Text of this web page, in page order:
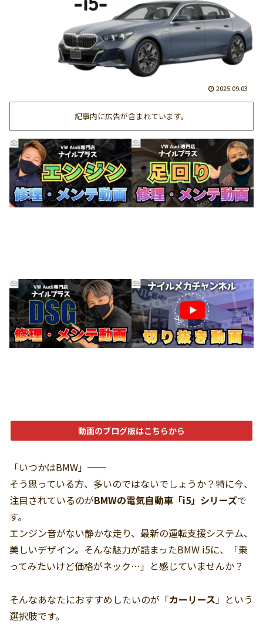
2025.09.03
記事内に広告が含まれています。
動画のブログ版はこちらから
「いつかはBMW」──
そう思っている方、多いのではないでしょうか？特に今、
注目されているのがBMWの電気自動車「i5」シリーズで
す。
エンジン音がない静かな走り、最新の運転支援システム、
美しいデザイン。そんな魅力が詰まったBMW i5に、「乗
ってみたいけど価格がネック…」と感じていませんか？
そんなあなたにおすすめしたいのが「カーリース」という
選択肢です。